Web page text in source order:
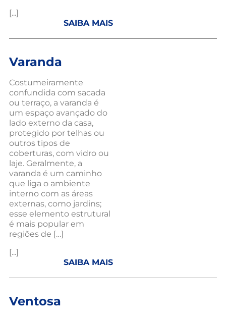
[...]
SAIBA MAIS
Varanda
Costumeiramente
confundida com sacada
ou terraço, a varanda é
um espaço avançado do
lado externo da casa,
protegido por telhas ou
outros tipos de
coberturas, com vidro ou
laje. Geralmente, a
varanda é um caminho
que liga o ambiente
interno com as áreas
externas, como jardins;
esse elemento estrutural
é mais popular em
regiões de […]
[...]
SAIBA MAIS
Ventosa